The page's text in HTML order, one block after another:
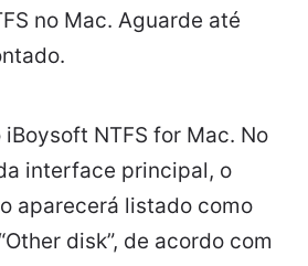
no Mac. Aguarde até
iBoysoft NTFS for Mac. No
interface principal, o
aparecerá listado como
disk”, de acordo com